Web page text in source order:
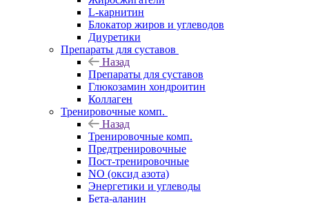
L-карнитин
Блокатор жиров и углеводов
Диуретики
Препараты для суставов
Назад
Препараты для суставов
Глюкозамин хондроитин
Коллаген
Тренировочные комп.
Назад
Тренировочные комп.
Предтренировочные
Пост-тренировочные
NO (оксид азота)
Энергетики и углеводы
Бета-аланин